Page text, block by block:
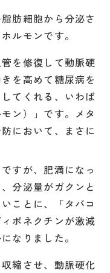
肪細胞から分泌さ
ルモンです。
を修復して動脈硬
を高めて糖尿病を
てくれる、いわば
ン）」です。メタ
において、まさに
すが、肥満になっ
分泌量がガクンと
ことに、「タバコ
ポネクチンが激減
なりました。
縮させ、動脈硬化